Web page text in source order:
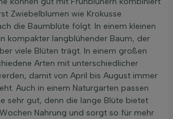
Zwiebelblumen wie Krokusse
die Baumblüte folgt. In einem kleinen
kompakter langblühender Baum, der
viele Blüten trägt. In einem großen
Arten mit unterschiedlicher
damit von April bis August immer
Auch in einem Naturgarten passen
sehr gut, denn die lange Blüte bietet
Nahrung und sorgt so für mehr